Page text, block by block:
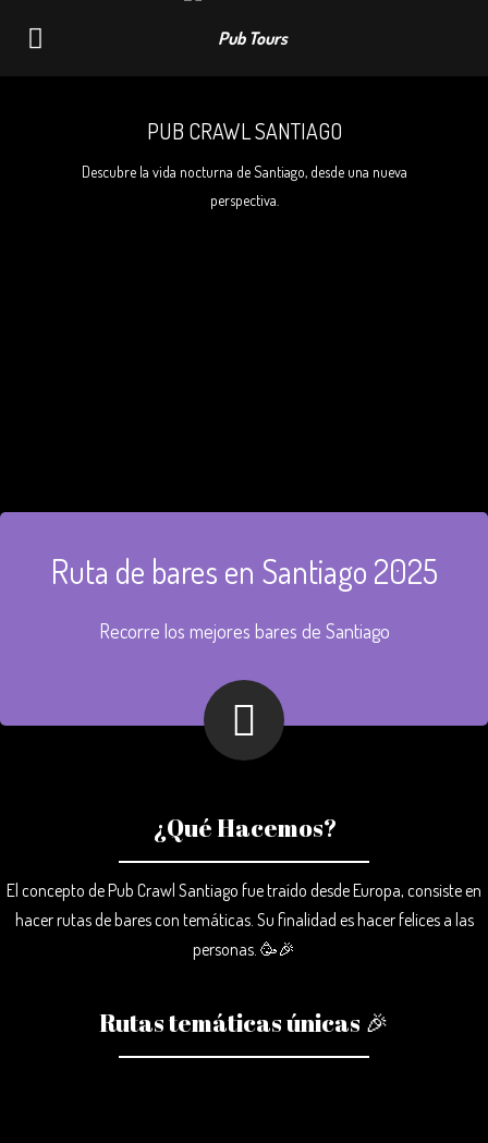
Pub
Santiago
Navigation
PUB CRAWL SANTIAGO
Descubre la vida nocturna de Santiago, desde una nueva
perspectiva.
Ruta de bares en Santiago 2025
Recorre los mejores bares de Santiago
¿Qué Hacemos?
El concepto de Pub Crawl Santiago fue traído desde Europa, consiste en
hacer rutas de bares con temáticas. Su finalidad es hacer felices a las
personas. 🥳🎉
Rutas temáticas únicas 🎉